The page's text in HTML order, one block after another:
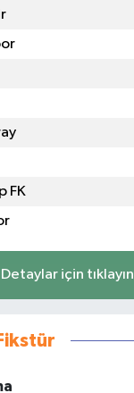
FK
Detaylar için tıklayın